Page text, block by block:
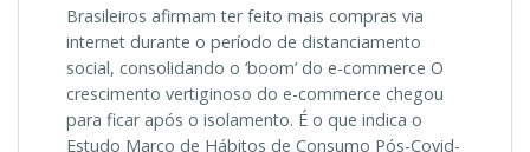
Brasileiros afirmam ter feito mais compras via
internet durante o período de distanciamento
social, consolidando o ‘boom’ do e-commerce O
crescimento vertiginoso do e-commerce chegou
para ficar após o isolamento. É o que indica o
Estudo Marco de Hábitos de Consumo Pós-Covid-